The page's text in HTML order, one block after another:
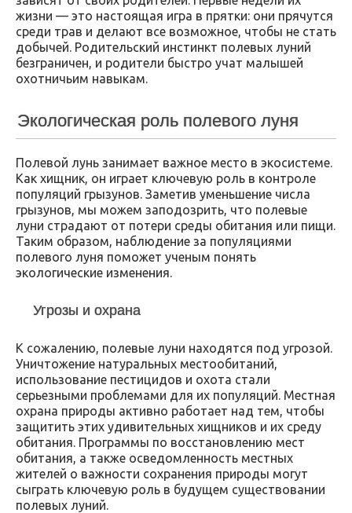
жизни — это настоящая игра в прятки: они прячутся
среди трав и делают все возможное, чтобы не стать
добычей. Родительский инстинкт полевых луний
безграничен, и родители быстро учат малышей
охотничьим навыкам.
Экологическая роль полевого луня
Полевой лунь занимает важное место в экосистеме.
Как хищник, он играет ключевую роль в контроле
популяций грызунов. Заметив уменьшение числа
грызунов, мы можем заподозрить, что полевые
луни страдают от потери среды обитания или пищи.
Таким образом, наблюдение за популяциями
полевого луня поможет ученым понять
экологические изменения.
Угрозы и охрана
К сожалению, полевые луни находятся под угрозой.
Уничтожение натуральных местообитаний,
использование пестицидов и охота стали
серьезными проблемами для их популяций. Местная
охрана природы активно работает над тем, чтобы
защитить этих удивительных хищников и их среду
обитания. Программы по восстановлению мест
обитания, а также осведомленность местных
жителей о важности сохранения природы могут
сыграть ключевую роль в будущем существовании
полевых луний.